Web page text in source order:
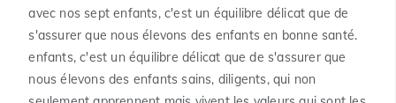
avec nos sept enfants, c'est un équilibre délicat que de
s'assurer que nous élevons des enfants en bonne santé.
enfants, c'est un équilibre délicat que de s'assurer que
nous élevons des enfants sains, diligents, qui non